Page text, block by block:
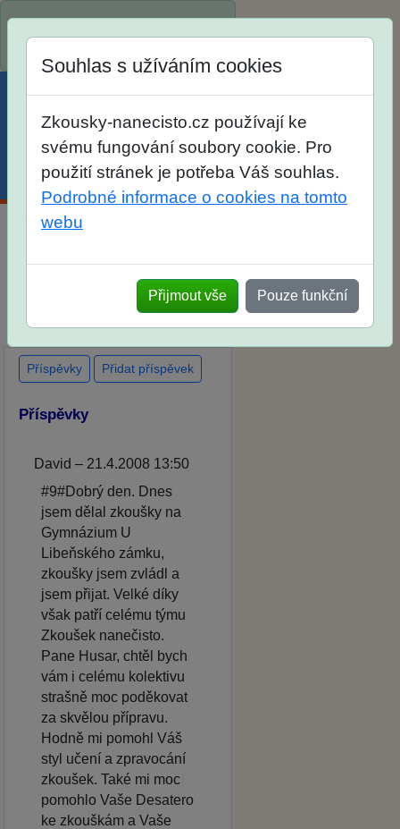
Menu Účet Košík
po skutečných přijímacích
zkouškách
Souhlas s užíváním cookies
Zkousky-nanecisto.cz používají ke
svému fungování soubory cookie. Pro
použití stránek je potřeba Váš souhlas.
Podrobné informace o cookies na tomto
webu
Přijmout vše Pouze funkční
Příspěvky Přidat příspěvek
Příspěvky
David – 21.4.2008 13:50
#9#Dobrý den. Dnes
jsem dělal zkoušky na
Gymnázium U
Libeňského zámku,
zkoušky jsem zvládl a
jsem přijat. Velké díky
však patří celému týmu
Zkoušek nanečisto.
Pane Husar, chtěl bych
vám i celému kolektivu
strašně moc poděkovat
za skvělou přípravu.
Hodně mi pomohl Váš
styl učení a zpravocání
zkoušek. Také mi moc
pomohlo Vaše Desatero
ke zkouškám a Vaše